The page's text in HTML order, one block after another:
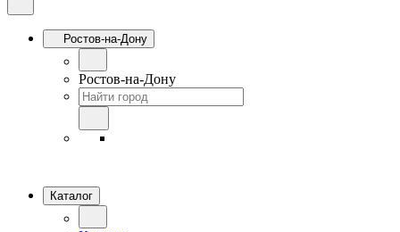
Ростов-на-Дону
Ростов-на-Дону
Каталог